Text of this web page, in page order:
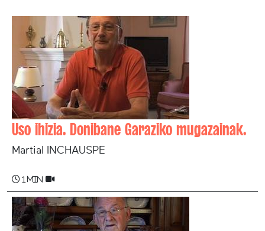
Uso ihizia. Donibane Garaziko mugazainak.
Martial INCHAUSPE
1 min